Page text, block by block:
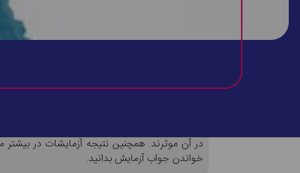
در آن موثرند. همچنین نتیجه آزمایشات در
خواندن جواب آزمایش بدانید.